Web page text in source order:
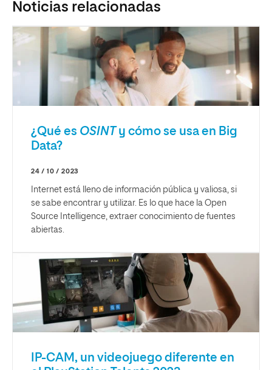
Noticias relacionadas
¿Qué es OSINTy cómo se usa en Big
Data?
24 / 10 / 2023
Internet está lleno de información pública y valiosa, si
se sabe encontrar y utilizar. Es lo que hace la Open
Source Intelligence, extraer conocimiento de fuentes
abiertas.
IP-CAM, un videojuego diferente en